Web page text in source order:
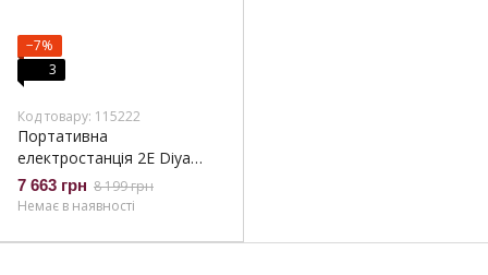
−7%
3
Код товару: 115222
Портативна
електростанція 2Е Diya
PRO, 300 Вт, 192 Вт·год,
UPS, швидка зарядка (2E-
7 663 грн 8 199 грн
Немає в наявності